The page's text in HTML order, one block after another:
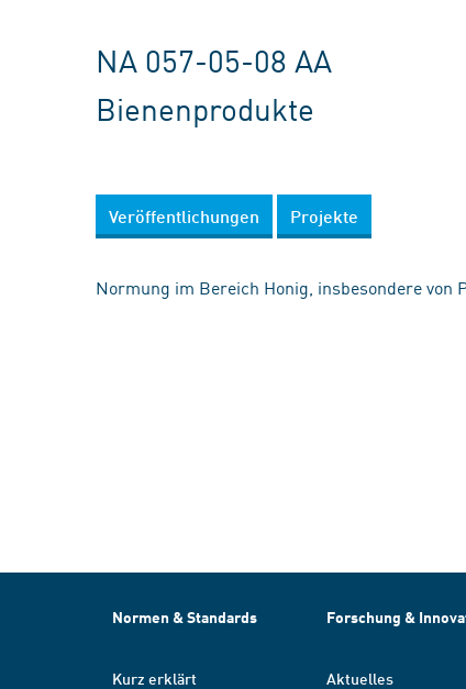
NA 057-05-08 AA
Bienenprodukte
Veröffentlichungen Projekte
Normung im Bereich Honig, insbesondere
Normen & Standards
Kurz erklärt
Forschung &
Aktuelles